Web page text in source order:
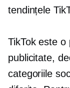
tendințele
TikTok este
publicitate,
categoriile